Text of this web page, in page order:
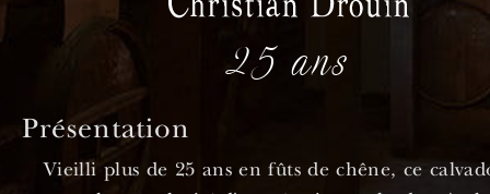
25 ans
Présentation
Vieilli plus de 25 ans en fûts de chêne, ce